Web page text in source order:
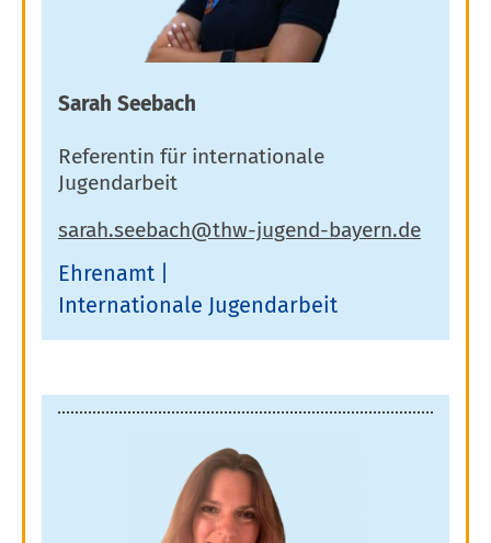
Sarah Seebach
Referentin für internationale
Jugendarbeit
Ehrenamt
Internationale Jugendarbeit